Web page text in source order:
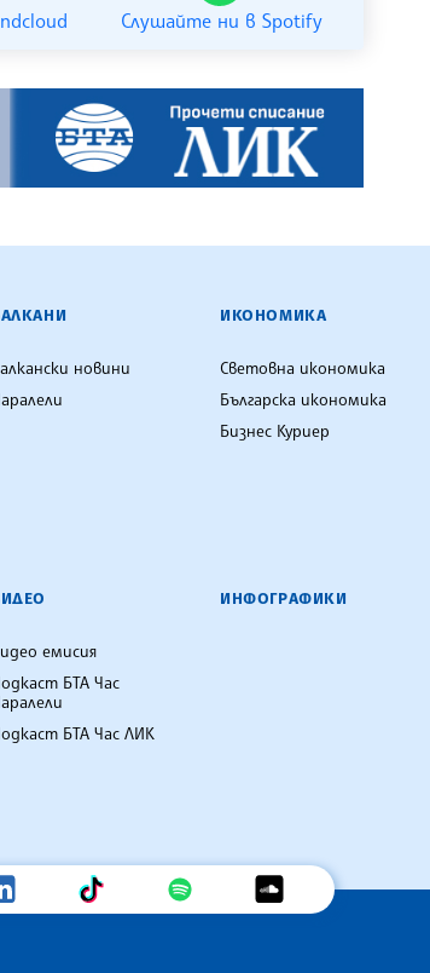
Слушайте ни в Spotify
новини
ИКОНОМИКА
Световна икономика
Българска икономика
Бизнес Куриер
емисия
БТА Час
БТА Час ЛИК
ИНФОГРАФИКИ